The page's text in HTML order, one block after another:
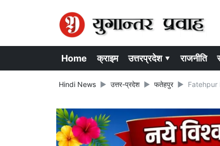
Home क्राइम उत्तरप्रदेश ▾ राजनीति
Hindi News उत्तर-प्रदेश फतेहपुर Fatehpur